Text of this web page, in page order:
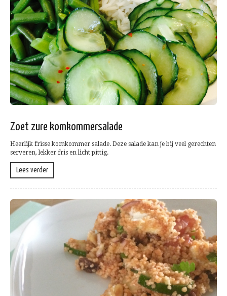
Zoet zure komkommersalade
Heerlijk frisse komkommer salade. Deze salade kan je bij veel gerechten
serveren, lekker fris en licht pittig.
Lees verder